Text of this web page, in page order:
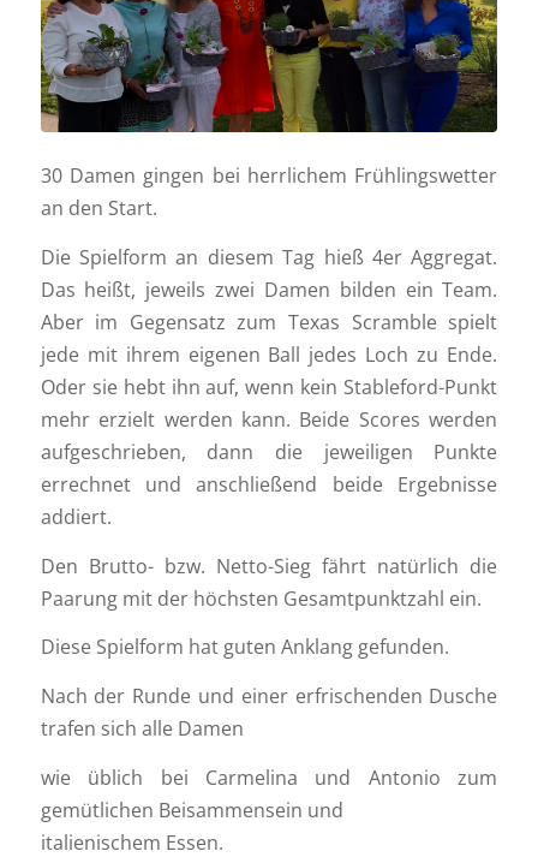
30 Damen gingen bei herrlichem Frühlingswetter
an den Start.
Die Spielform an diesem Tag hieß 4er Aggregat.
Das heißt, jeweils zwei Damen bilden ein Team.
Aber im Gegensatz zum Texas Scramble spielt
jede mit ihrem eigenen Ball jedes Loch zu Ende.
Oder sie hebt ihn auf, wenn kein Stableford-Punkt
mehr erzielt werden kann. Beide Scores werden
aufgeschrieben, dann die jeweiligen Punkte
errechnet und anschließend beide Ergebnisse
addiert.
Den Brutto- bzw. Netto-Sieg fährt natürlich die
Paarung mit der höchsten Gesamtpunktzahl ein.
Diese Spielform hat guten Anklang gefunden.
Nach der Runde und einer erfrischenden Dusche
trafen sich alle Damen
wie üblich bei Carmelina und Antonio zum
gemütlichen Beisammensein und
italienischem Essen.